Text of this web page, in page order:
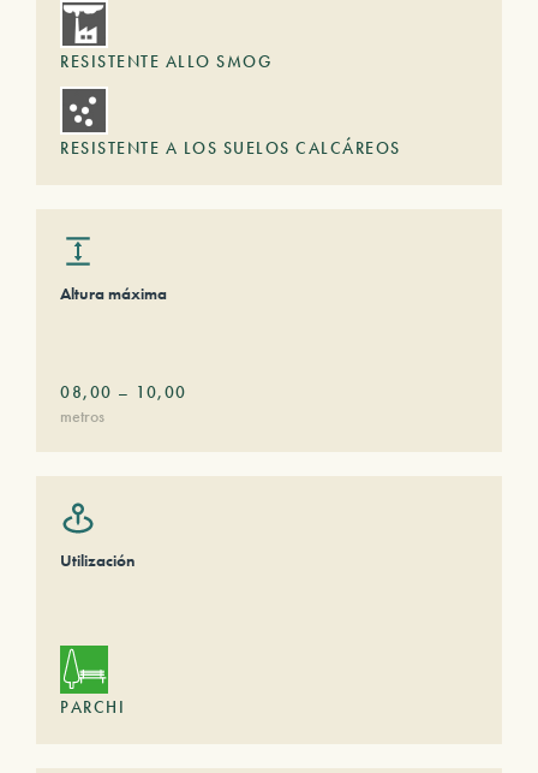
RESISTENTE ALLO SMOG
RESISTENTE A LOS SUELOS CALCÁREOS
Altura máxima
08,00 – 10,00
metros
Utilización
PARCHI